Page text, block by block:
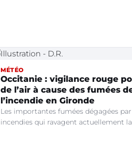
MÉTÉO
Occitanie : vigilance rouge
de l’air à cause des fumées
l’incendie en Gironde
Les importantes fumées dégagées par
incendies qui ravagent actuellement